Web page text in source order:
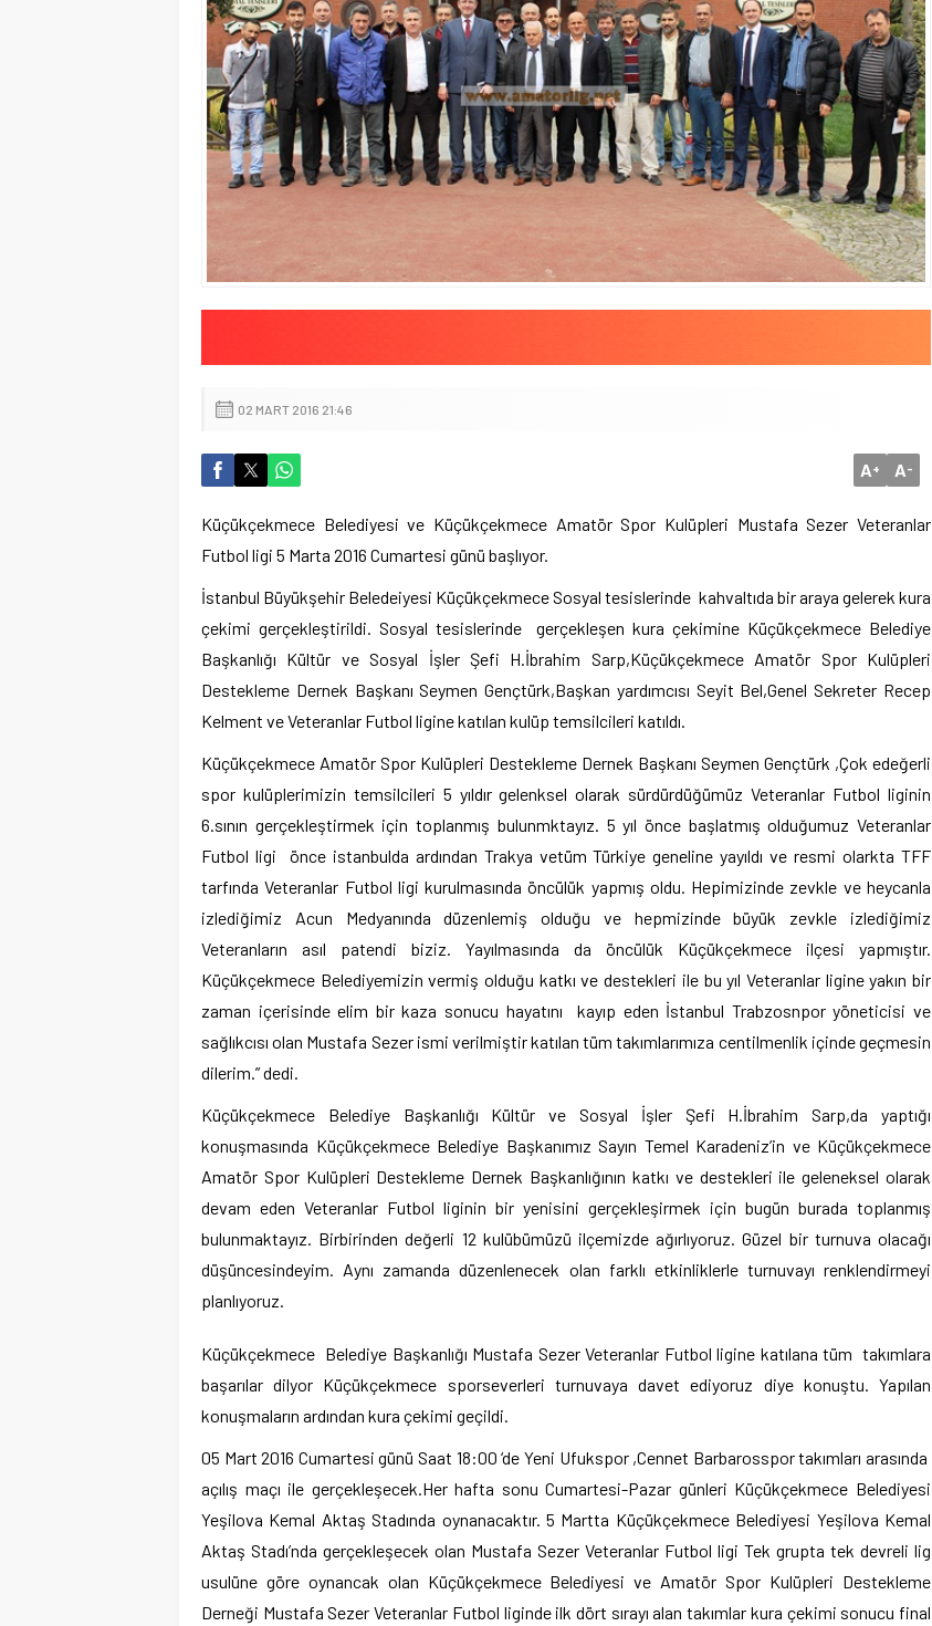
02 MART 2016 21:46
A+ A-
Küçükçekmece Belediyesi ve Küçükçekmece Amatör Spor Kulüpleri Mustafa Sezer Veteranlar
Futbol ligi 5 Marta 2016 Cumartesi günü başlıyor.
İstanbul Büyükşehir Beledeiyesi Küçükçekmece Sosyal tesislerinde kahvaltıda bir araya gelerek kura
çekimi gerçekleştirildi. Sosyal tesislerinde gerçekleşen kura çekimine Küçükçekmece Belediye
Başkanlığı Kültür ve Sosyal İşler Şefi H.İbrahim Sarp,Küçükçekmece Amatör Spor Kulüpleri
Destekleme Dernek Başkanı Seymen Gençtürk,Başkan yardımcısı Seyit Bel,Genel Sekreter Recep
Kelment ve Veteranlar Futbol ligine katılan kulüp temsilcileri katıldı.
Küçükçekmece Amatör Spor Kulüpleri Destekleme Dernek Başkanı Seymen Gençtürk ,Çok edeğerli
spor kulüplerimizin temsilcileri 5 yıldır gelenksel olarak sürdürdüğümüz Veteranlar Futbol liginin
6.sının gerçekleştirmek için toplanmış bulunmktayız. 5 yıl önce başlatmış olduğumuz Veteranlar
Futbol ligi önce istanbulda ardından Trakya vetüm Türkiye geneline yayıldı ve resmi olarkta TFF
tarfında Veteranlar Futbol ligi kurulmasında öncülük yapmış oldu. Hepimizinde zevkle ve heycanla
izlediğimiz Acun Medyanında düzenlemiş olduğu ve hepmizinde büyük zevkle izlediğimiz
Veteranların asıl patendi biziz. Yayılmasında da öncülük Küçükçekmece ilçesi yapmıştır.
Küçükçekmece Belediyemizin vermiş olduğu katkı ve destekleri ile bu yıl Veteranlar ligine yakın bir
zaman içerisinde elim bir kaza sonucu hayatını kayıp eden İstanbul Trabzosnpor yöneticisi ve
sağlıkcısı olan Mustafa Sezer ismi verilmiştir katılan tüm takımlarımıza centilmenlik içinde geçmesin
dilerim.” dedi.
Küçükçekmece Belediye Başkanlığı Kültür ve Sosyal İşler Şefi H.İbrahim Sarp,da yaptığı
konuşmasında Küçükçekmece Belediye Başkanımız Sayın Temel Karadeniz’in ve Küçükçekmece
Amatör Spor Kulüpleri Destekleme Dernek Başkanlığının katkı ve destekleri ile geleneksel olarak
devam eden Veteranlar Futbol liginin bir yenisini gerçekleşirmek için bugün burada toplanmış
bulunmaktayız. Birbirinden değerli 12 kulübümüzü ilçemizde ağırlıyoruz. Güzel bir turnuva olacağı
düşüncesindeyim. Aynı zamanda düzenlenecek olan farklı etkinliklerle turnuvayı renklendirmeyi
planlıyoruz.
Küçükçekmece Belediye Başkanlığı Mustafa Sezer Veteranlar Futbol ligine katılana tüm takımlara
başarılar dilyor Küçükçekmece sporseverleri turnuvaya davet ediyoruz diye konuştu. Yapılan
konuşmaların ardından kura çekimi geçildi.
05 Mart 2016 Cumartesi günü Saat 18:00 ‘de Yeni Ufukspor ,Cennet Barbarosspor takımları arasında
açılış maçı ile gerçekleşecek.Her hafta sonu Cumartesi-Pazar günleri Küçükçekmece Belediyesi
Yeşilova Kemal Aktaş Stadında oynanacaktır. 5 Martta Küçükçekmece Belediyesi Yeşilova Kemal
Aktaş Stadı’nda gerçekleşecek olan Mustafa Sezer Veteranlar Futbol ligi Tek grupta tek devreli lig
usulüne göre oynancak olan Küçükçekmece Belediyesi ve Amatör Spor Kulüpleri Destekleme
Derneği Mustafa Sezer Veteranlar Futbol liginde ilk dört sırayı alan takımlar kura çekimi sonucu final